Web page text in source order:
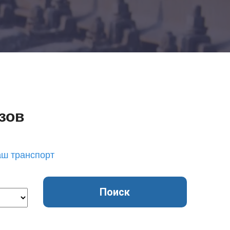
Добавить транспорт
Все типы транспорта
транспорт
Поиск